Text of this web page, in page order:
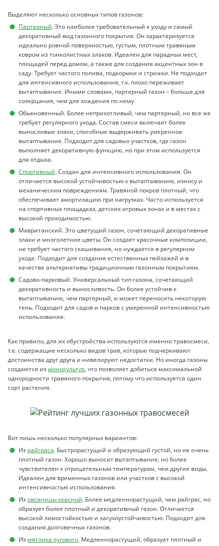
Выделяют несколько основных типов газонов:
Партерный. Это наиболее требовательный к уходу и самый
декоративный вид газонного покрытия. Он характеризуется
идеально ровной поверхностью, густым, плотным травяным
ковром из тонколистных злаков. Идеален для парадных мест,
площадей перед домом, а также для создания акцентных зон в
саду. Требует частого полива, подкормки и стрижки. Не подходит
для интенсивного использования, т.к. плохо переживает
вытаптывание. Иными словами, партерный газон – больше для
созерцания, чем для хождения по нему.
Обыкновенный. Более неприхотливый, чем партерный, но все же
требует регулярного ухода. Состав смеси включает более
выносливые злаки, способные выдерживать умеренное
вытаптывание. Подходит для садовых участков, где газон
выполняет декоративную функцию, но при этом используется
для отдыха.
Спортивный. Создан для интенсивного использования. Он
отличается высокой устойчивостью к вытаптыванию, износу и
механическим повреждениям. Травяной покров плотный, что
обеспечивает амортизацию при нагрузках. Часто используется
на спортивных площадках, детских игровых зонах и в местах с
высокой проходимостью.
Мавританский. Это цветущий газон, сочетающий декоративные
злаки и многолетние цветы. Он создает красочные композиции,
не требует частого скашивания, но нуждается в регулярном
уходе. Подходит для создания естественных пейзажей и в
качестве альтернативы традиционным газонным покрытиям.
Садово-парковый. Универсальный тип газона, сочетающий
декоративность и выносливость. Он более устойчив к
вытаптыванию, чем партерный, и может переносить некоторую
тень. Подходит для садов и парков с умеренной интенсивностью
использования.
Как правило, для их обустройства используются именно травосмеси,
т.е. содержащие несколько видов трав, которые подчеркивают
достоинства друг друга и нивелируют недостатки. Но иногда газоны
создаются из монокультур, что позволяет добиться максимальной
однородности травяного покрытия, потому что используется один
сорт растения.
Вот лишь несколько популярных вариантов:
Из райграса. Быстрорастущий и образующий густой, но не очень
плотный газон. Хорошо выносит вытаптывание, но более
чувствителен к отрицательным температурам, чем другие виды.
Идеален для временных газонов или участков с высокой
интенсивностью использования.
Изовсяницы красной. Более медленнорастущий, чем райграс, но
образует более плотный и декоративный газон. Отличается
высокой зимостойкостью и засухоустойчивостью. Подходит для
создания долговечных газонов.
Из мятлика лугового. Медленнорастущий, образует плотный и